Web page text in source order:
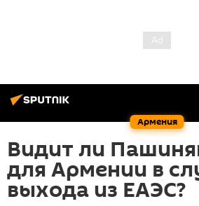
Армения
Видит ли
для Армении в
выхода из ЕАЭС?